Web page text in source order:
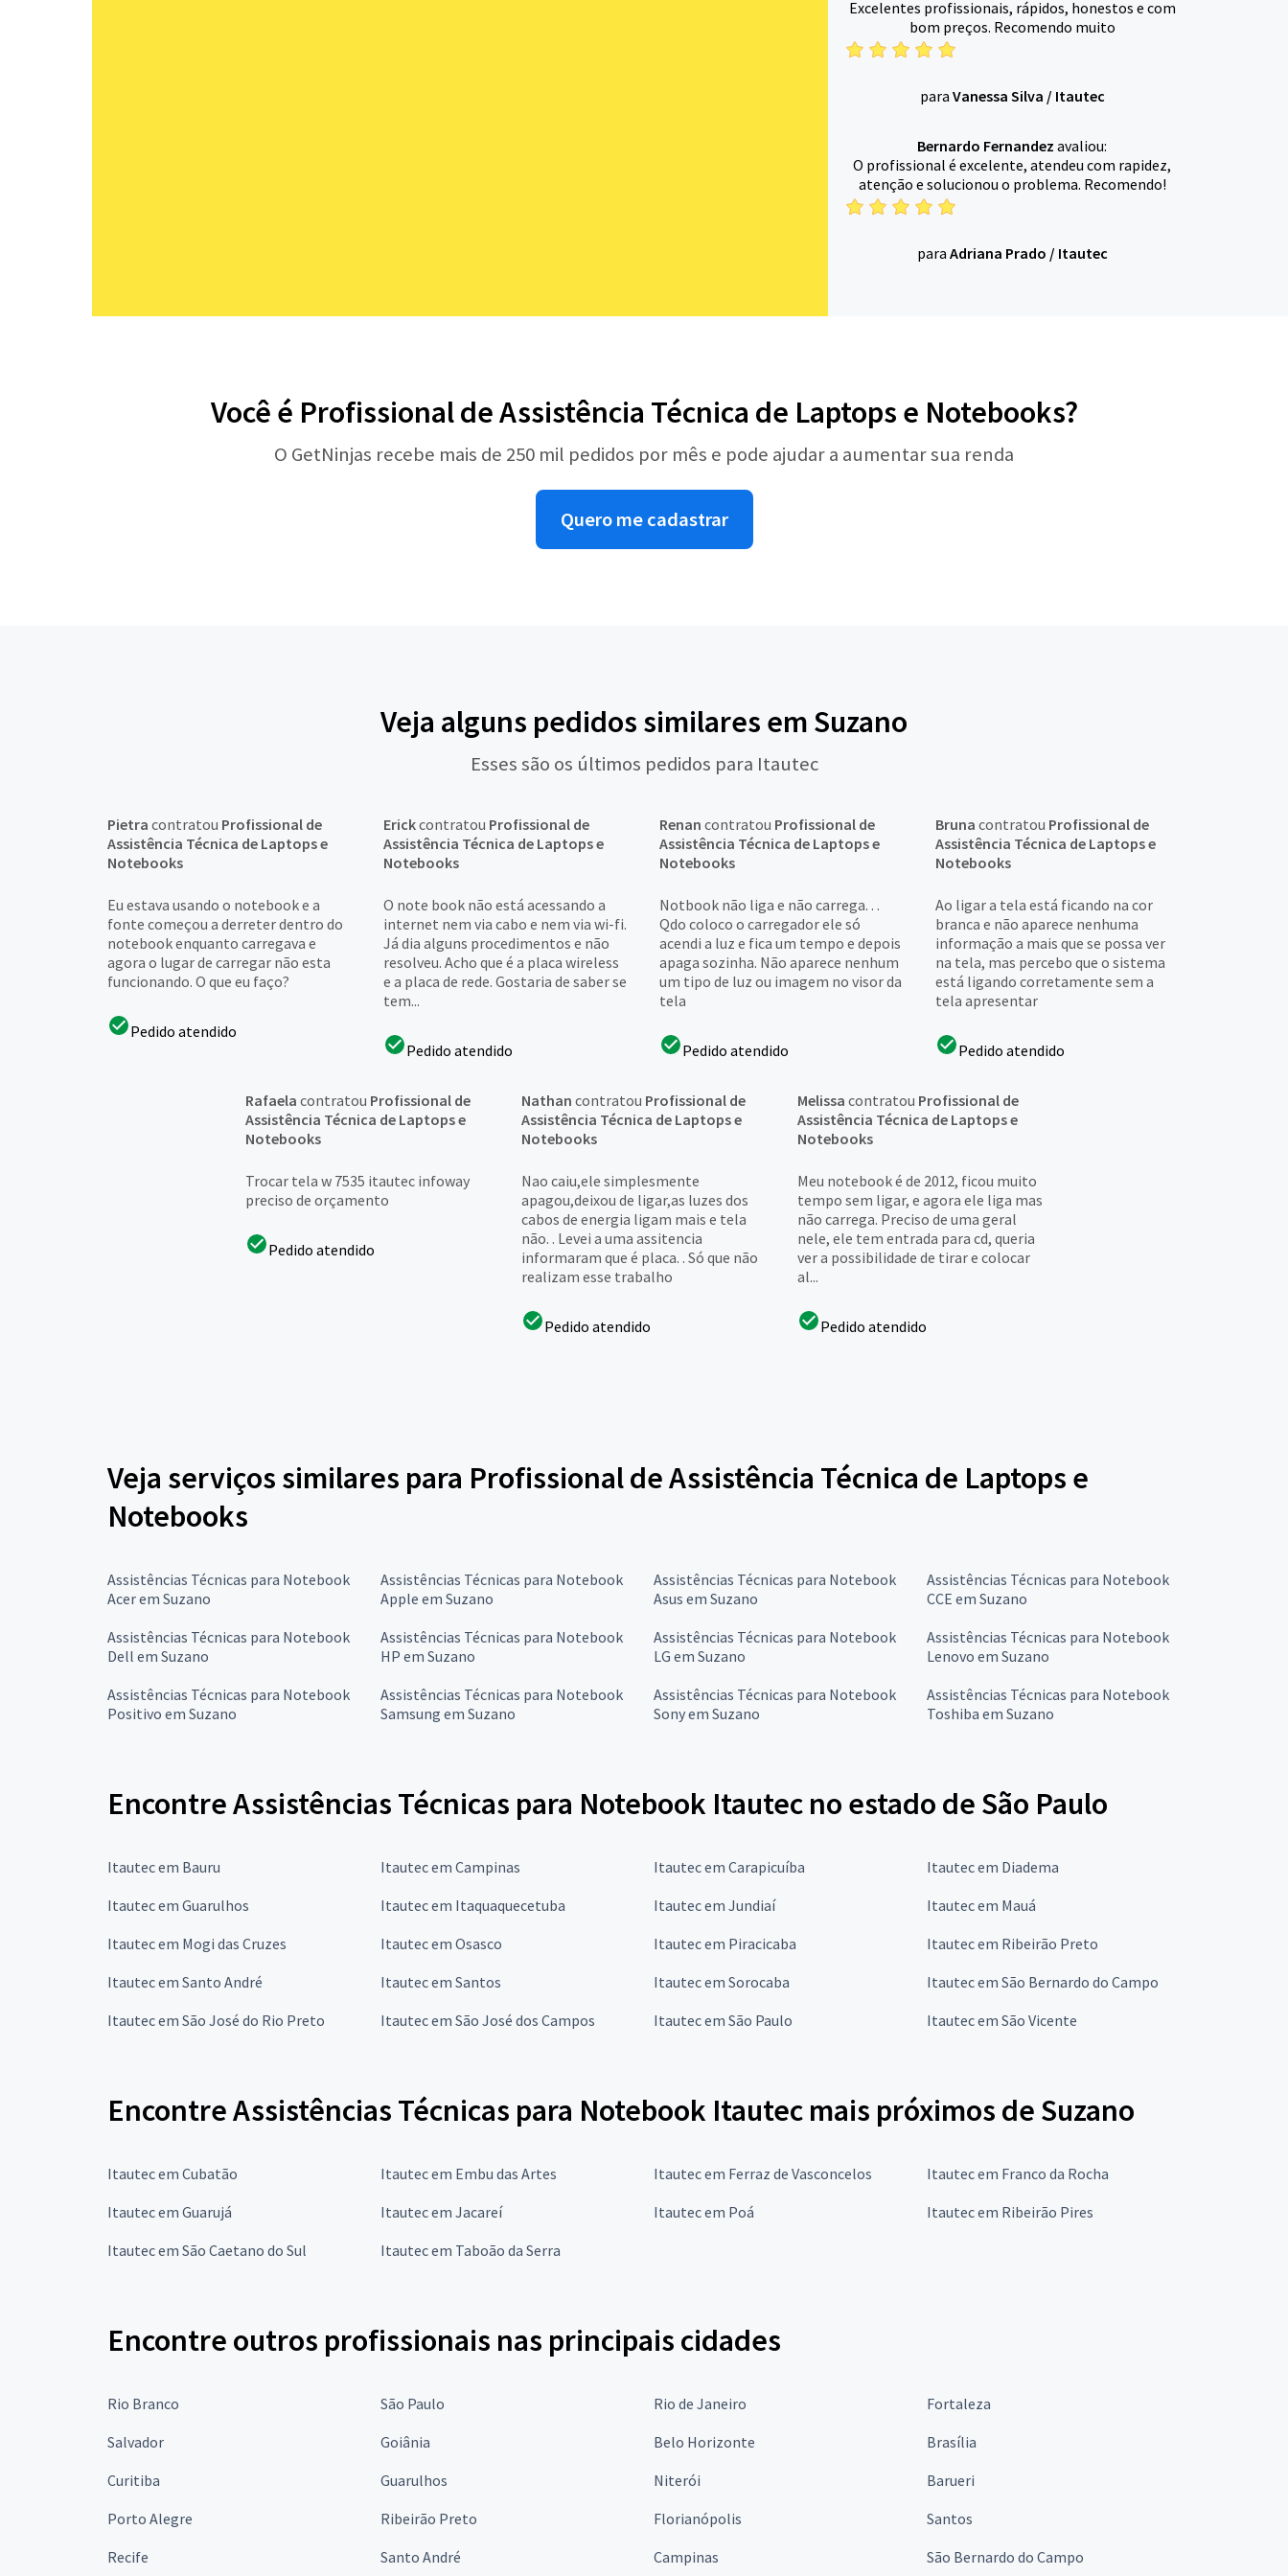
Excelentes profissionais, rápidos, honestos e com
bom preços. Recomendo muito
para Vanessa Silva / Itautec
Bernardo Fernandez avaliou:
O profissional é excelente, atendeu com rapidez,
atenção e solucionou o problema. Recomendo!
para Adriana Prado / Itautec
Você é Profissional de Assistência Técnica de Laptops e Notebooks?
O GetNinjas recebe mais de 250 mil pedidos por mês e pode ajudar a aumentar sua renda
Quero me cadastrar
Veja alguns pedidos similares em Suzano
Esses são os últimos pedidos para Itautec
Pietra contratou Profissional de
Assistência Técnica de Laptops e
Notebooks
Eu estava usando o notebook e a
fonte começou a derreter dentro do
notebook enquanto carregava e
agora o lugar de carregar não esta
funcionando. O que eu faço?
Pedido atendido
Erickcontratou Profissional de
Assistência Técnica de Laptops e
Notebooks
O note book não está acessando a
internet nem via cabo e nem via wi-fi.
Já dia alguns procedimentos e não
resolveu. Acho que é a placa wireless
e a placa de rede. Gostaria de saber se
tem...
Pedido atendido
Renan contratou Profissional de
Assistência Técnica de Laptops e
Notebooks
Notbook não liga e não carrega. . .
Qdo coloco o carregador ele só
acendi a luz e fica um tempo e depois
apaga sozinha. Não aparece nenhum
um tipo de luz ou imagem no visor da
tela
Pedido atendido
Bruna contratou Profissional de
Assistência Técnica de Laptops e
Notebooks
Ao ligar a tela está ficando na cor
branca e não aparece nenhuma
informação a mais que se possa ver
na tela, mas percebo que o sistema
está ligando corretamente sem a
tela apresentar
Pedido atendido
Rafaela contratou Profissional de
Assistência Técnica de Laptops e
Notebooks
Trocar tela w 7535 itautec infoway
preciso de orçamento
Pedido atendido
Nathan contratou Profissional de
Assistência Técnica de Laptops e
Notebooks
Nao caiu,ele simplesmente
apagou,deixou de ligar,as luzes dos
cabos de energia ligam mais e tela
não. . Levei a uma assitencia
informaram que é placa. . Só que não
realizam esse trabalho
Pedido atendido
Melissa contratou Profissional de
Assistência Técnica de Laptops e
Notebooks
Meu notebook é de 2012, ficou muito
tempo sem ligar, e agora ele liga mas
não carrega. Preciso de uma geral
nele, ele tem entrada para cd, queria
ver a possibilidade de tirar e colocar
al...
Pedido atendido
Veja serviços similares para Profissional de Assistência Técnica de Laptops e
Notebooks
Assistências Técnicas para Notebook
Acer em Suzano
Assistências Técnicas para Notebook
Apple em Suzano
Assistências Técnicas para Notebook
Asus em Suzano
Assistências Técnicas para Notebook
CCE em Suzano
Assistências Técnicas para Notebook
Dell em Suzano
Assistências Técnicas para Notebook
HP em Suzano
Assistências Técnicas para Notebook
LG em Suzano
Assistências Técnicas para Notebook
Lenovo em Suzano
Assistências Técnicas para Notebook
Positivo em Suzano
Assistências Técnicas para Notebook
Samsung em Suzano
Assistências Técnicas para Notebook
Sony em Suzano
Assistências Técnicas para Notebook
Toshiba em Suzano
Encontre Assistências Técnicas para Notebook Itautec no estado de São Paulo
Itautec em Bauru Itautec em Campinas Itautec em Carapicuíba
Itautec em Diadema
Itautec em Guarulhos
Itautec em Itaquaquecetuba Itautec em Jundiaí
Itautec em Mauá
Itautec em Mogi das Cruzes
Itautec em Osasco Itautec em Piracicaba
Itautec em Ribeirão Preto
Itautec em Santo André
Itautec em Santos Itautec em Sorocaba
Itautec em São Bernardo do Campo
Itautec em São José do Rio Preto
Itautec em São José dos Campos Itautec em São Paulo Itautec em São Vicente
Encontre Assistências Técnicas para Notebook Itautec mais próximos de Suzano
Itautec em Cubatão Itautec em Embu das Artes Itautec em Ferraz de Vasconcelos
Itautec em Franco da Rocha
Itautec em Guarujá
Itautec em Jacareí Itautec em Poá
Itautec em Ribeirão Pires
Itautec em São Caetano do Sul
Itautec em Taboão da Serra
Encontre outros profissionais nas principais cidades
Rio Branco São Paulo Rio de Janeiro
Fortaleza
Salvador
Goiânia Belo Horizonte
Brasília
Curitiba
Guarulhos Niterói
Barueri
Porto Alegre
Ribeirão Preto Florianópolis
Santos
Recife
Santo André Campinas São Bernardo do Campo